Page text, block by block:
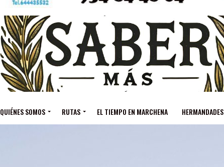
QUIÉNES SOMOS RUTAS EL TIEMPO EN MARCHENA HERMANDADES